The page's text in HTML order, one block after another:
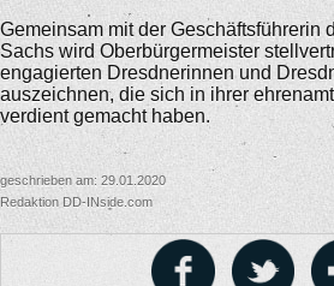
Gemeinsam mit der Geschäftsführerin
Sachs wird Oberbürgermeister
engagierten Dresdnerinnen und
auszeichnen, die sich in ihrer
verdient gemacht haben.
geschrieben am: 29.01.2020
Redaktion DD-INside.com